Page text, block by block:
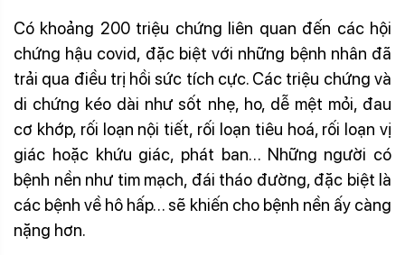
Có khoảng 200 triệu chứng liên quan đến các hội
chứng hậu covid, đặc biệt với những bệnh nhân đã
trải qua điều trị hồi sức tích cực. Các triệu chứng và
di chứng kéo dài như sốt nhẹ, ho, dễ mệt mỏi, đau
cơ khớp, rối loạn nội tiết, rối loạn tiêu hoá, rối loạn vị
giác hoặc khứu giác, phát ban… Những người có
bệnh nền như tim mạch, đái tháo đường, đặc biệt là
các bệnh về hô hấp… sẽ khiến cho bệnh nền ấy càng
nặng hơn.